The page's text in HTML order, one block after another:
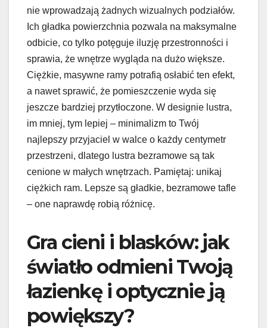
nie wprowadzają żadnych wizualnych podziałów.
Ich gładka powierzchnia pozwala na maksymalne
odbicie, co tylko potęguje iluzję przestronności i
sprawia, że wnętrze wygląda na dużo większe.
Ciężkie, masywne ramy potrafią osłabić ten efekt,
a nawet sprawić, że pomieszczenie wyda się
jeszcze bardziej przytłoczone. W designie lustra,
im mniej, tym lepiej – minimalizm to Twój
najlepszy przyjaciel w walce o każdy centymetr
przestrzeni, dlatego lustra bezramowe są tak
cenione w małych wnętrzach. Pamiętaj: unikaj
ciężkich ram. Lepsze są gładkie, bezramowe tafle
– one naprawdę robią różnicę.
Gra cieni i blasków: jak
światło odmieni Twoją
łazienkę i optycznie ją
powiększy?